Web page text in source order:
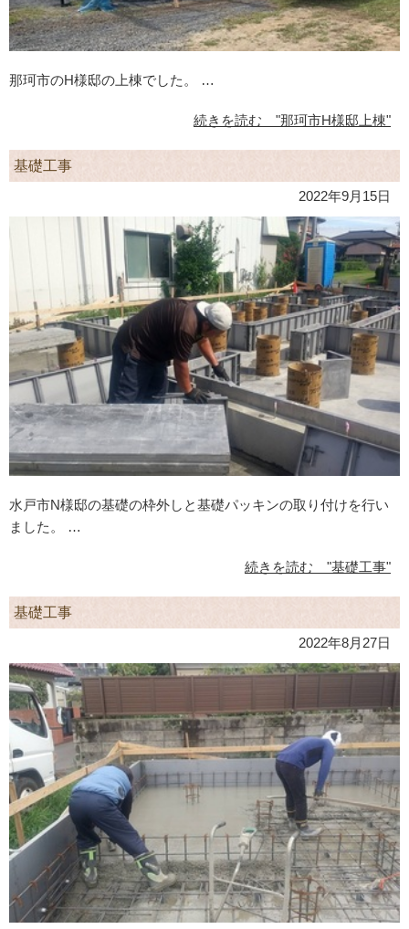
那珂市のH様邸の上棟でした。 …
続きを読む "那珂市H様邸上棟"
基礎工事
2022年9月15日
水戸市N様邸の基礎の枠外しと基礎パッキンの取り付けを行い
ました。 …
続きを読む "基礎工事"
基礎工事
2022年8月27日